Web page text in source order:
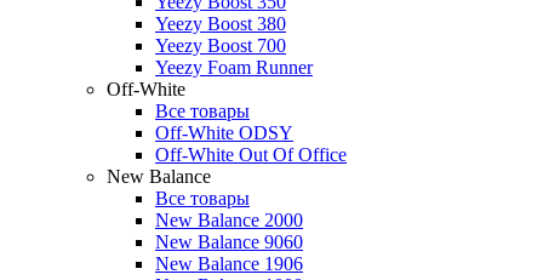
Yeezy Boost 380
Yeezy Boost 700
Yeezy Foam Runner
Off-White
Все товары
Off-White ODSY
Off-White Out Of Office
New Balance
Все товары
New Balance 2000
New Balance 9060
New Balance 1906